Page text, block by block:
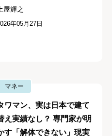
屋輝之
年05月27日
マネー
ワマン、実は日本で建て
え実績なし？ 専門家が明
す「解体できない」現実